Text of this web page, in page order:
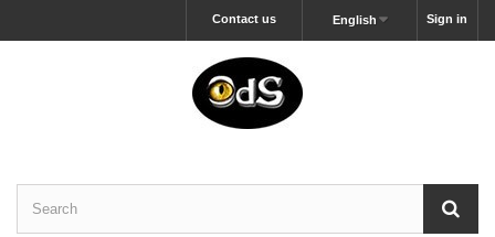
Sign in
English
Contact us